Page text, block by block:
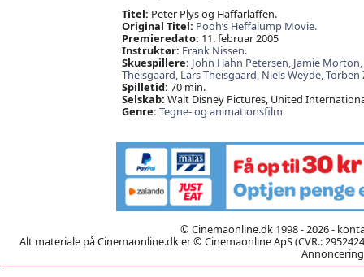
Titel: Peter Plys og Haffarlaffen.
Original Titel: Pooh’s Heffalump Movie.
Premieredato: 11. februar 2005
Instruktør: Frank Nissen.
Skuespillere: John Hahn Petersen, Jamie Morton,
Theisgaard, Lars Theisgaard, Niels Weyde,Torben
Spilletid: 70 min.
Selskab: Walt Disney Pictures, United
Genre: Tegne- og animationsfilm
© Cinemaonline.dk 1998 - 2026 -
Alt materiale på Cinemaonline.dk er © Cinemaonline ApS (CVR.: